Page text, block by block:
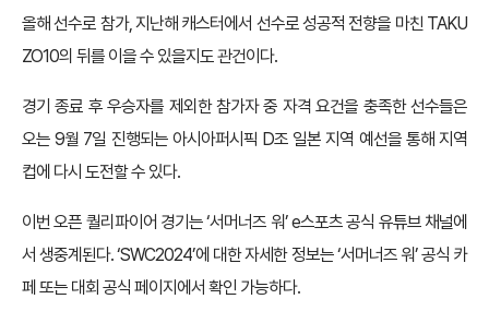
올해 선수로 참가, 지난해 캐스터에서 선수로 성공적 전향을 마친 TAKU
ZO10의 뒤를 이을 수 있을지도 관건이다.
경기 종료 후 우승자를 제외한 참가자 중 자격 요건을 충족한 선수들은
오는 9월 7일 진행되는 아시아퍼시픽 D조 일본 지역 예선을 통해 지역
컵에 다시 도전할 수 있다.
이번 오픈 퀄리파이어 경기는 ‘서머너즈 워’ e스포츠 공식 유튜브 채널에
서 생중계된다. ‘SWC2024’에 대한 자세한 정보는 ‘서머너즈 워’ 공식 카
페 또는 대회 공식 페이지에서 확인 가능하다.